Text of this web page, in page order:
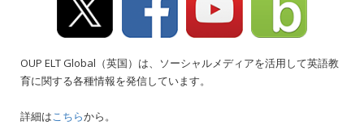
OUP ELT Global（英国）は、ソーシャルメディアを活用して英語教
育に関する各種情報を発信しています。
詳細はこちらから。